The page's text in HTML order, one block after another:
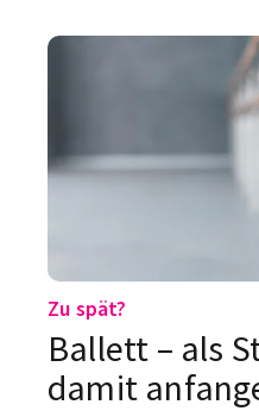
Zu spät?
Ballett – als
damit